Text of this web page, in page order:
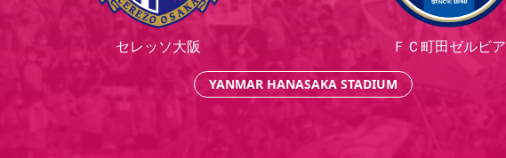
セレッソフットサルパーク長居 セレッソスポーツパーク舞洲
子供のサッカースクール
セレッソ大阪 ＦＣ町田ゼルビア
YANMAR HANASAKA STADIUM